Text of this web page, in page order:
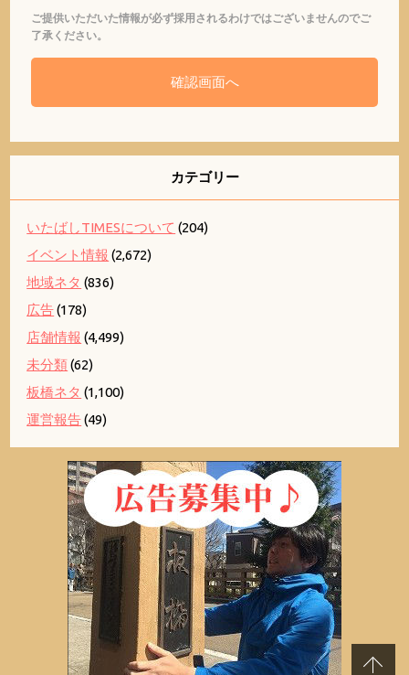
ご提供いただいた情報が必ず採用されるわけではございませんのでご
了承ください。
カテゴリー
いたばしTIMESについて (204)
イベント情報 (2,672)
地域ネタ (836)
広告(178)
店舗情報 (4,499)
未分類(62)
板橋ネタ (1,100)
運営報告(49)